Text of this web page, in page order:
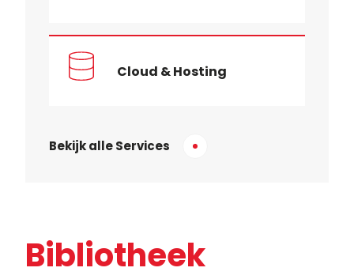
Cloud & Hosting
Bekijk alle Services
Bibliotheek